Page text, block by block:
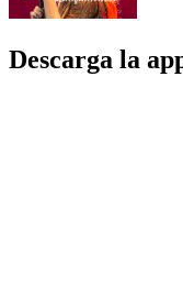
Descarga la